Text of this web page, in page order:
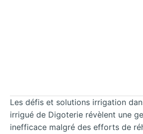
Les défis et solutions irrigation
irrigué de Digoterie révèlent une
inefficace malgré des efforts de